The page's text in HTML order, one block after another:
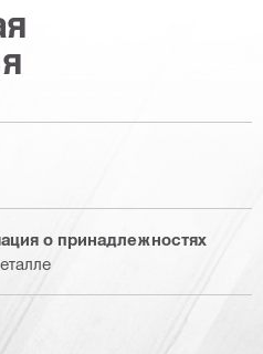
о принадлежностях